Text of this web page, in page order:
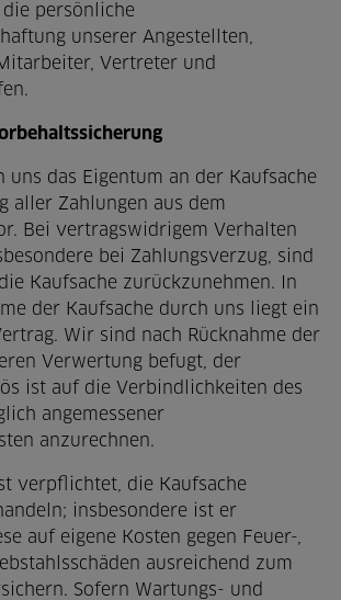
persönliche
unserer Angestellten,
Vertreter und
uns das Eigentum an der Kaufsache
aller Zahlungen aus dem
Bei vertragswidrigem Verhalten
bei Zahlungsverzug, sind
Kaufsache zurückzunehmen. In
der Kaufsache durch uns liegt ein
Wir sind nach Rücknahme der
Verwertung befugt, der
ist auf die Verbindlichkeiten des
angemessener
anzurechnen.
verpflichtet, die Kaufsache
insbesondere ist er
auf eigene Kosten gegen Feuer-,
ausreichend zum
Sofern Wartungs- und